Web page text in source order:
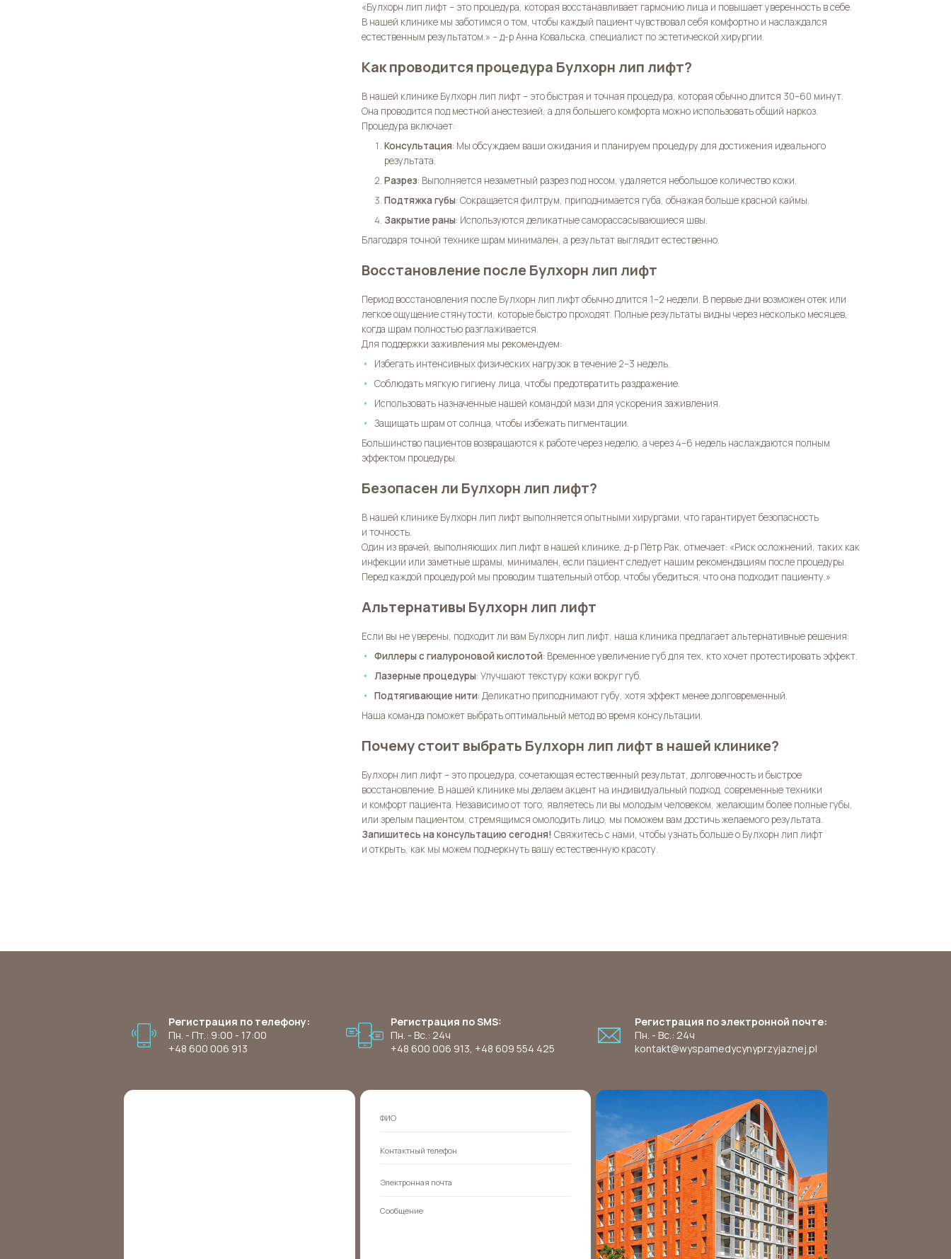
«Булхорн лип лифт– это процедура, которая восстанавливает гармонию лица и повышает уверенность в себе.
В нашей клинике мы заботимся о том, чтобы каждый пациент чувствовал себя комфортно и наслаждался
естественным результатом.» – д-р Анна Ковальска, специалист по эстетической хирургии.
Как проводится процедура Булхорн лип лифт?
В нашей клинике Булхорн лип лифт– это быстрая и точная процедура, которая обычно длится 30–60 минут.
Она проводится под местной анестезией, а для большего комфорта можно использовать общий наркоз.
Процедура включает:
Консультация: Мы обсуждаем ваши ожидания и планируем процедуру для достижения идеального
результата.
Разрез: Выполняется незаметный разрез под носом, удаляется небольшое количество кожи.
Подтяжка губы: Сокращается филтрум, приподнимается губа, обнажая больше красной каймы.
Закрытие раны: Используются деликатные саморассасывающиеся швы.
Благодаря точной технике шрам минимален, а результат выглядит естественно.
Восстановление после Булхорн лип лифт
Период восстановления после Булхорн лип лифтобычно длится 1–2 недели. В первые дни возможен отек или
легкое ощущение стянутости, которые быстро проходят. Полные результаты видны через несколько месяцев,
когда шрам полностью разглаживается.
Для поддержки заживления мы рекомендуем:
Избегать интенсивных физических нагрузок в течение 2–3 недель.
Соблюдать мягкую гигиену лица, чтобы предотвратить раздражение.
Использовать назначенные нашей командой мази для ускорения заживления.
Защищать шрам от солнца, чтобы избежать пигментации.
Большинство пациентов возвращаются к работе через неделю, а через 4–6 недель наслаждаются полным
эффектом процедуры.
Безопасен ли Булхорн лип лифт?
В нашей клинике Булхорн лип лифт выполняется опытными хирургами, что гарантирует безопасность
и точность.
Один из врачей, выполняющих лип лифт в нашей клинике, д-р Пётр Рак, отмечает: «Риск осложнений, таких как
инфекции или заметные шрамы, минимален, если пациент следует нашим рекомендациям после процедуры.
Перед каждой процедурой мы проводим тщательный отбор, чтобы убедиться, что она подходит пациенту.»
Альтернативы Булхорн лип лифт
Если вы не уверены, подходит ли вам Булхорн лип лифт, наша клиника предлагает альтернативные решения:
Филлеры с гиалуроновой кислотой: Временное увеличение губ для тех, кто хочет протестировать эффект.
Лазерные процедуры: Улучшают текстуру кожи вокруг губ.
Подтягивающие нити: Деликатно приподнимают губу, хотя эффект менее долговременный.
Наша команда поможет выбрать оптимальный метод во время консультации.
Почему стоит выбрать Булхорн лип лифт в нашей клинике?
Булхорн лип лифт– это процедура, сочетающая естественный результат, долговечность и быстрое
восстановление. В нашей клинике мы делаем акцент на индивидуальный подход, современные техники
и комфорт пациента. Независимо от того, являетесь ли вы молодым человеком, желающим более полные губы,
или зрелым пациентом, стремящимся омолодить лицо, мы поможем вам достичь желаемого результата.
Запишитесь на консультацию сегодня! Свяжитесь с нами, чтобы узнать больше о Булхорн лип лифт
и открыть, как мы можем подчеркнуть вашу естественную красоту.
Регистрация по телефону:
Пн. - Пт.: 9:00 - 17:00
+48 600 006 913
Регистрация по SMS:
Пн. - Вс.: 24ч
+48 600 006 913, +48 609 554 425
Регистрация по электронной почте:
Пн. - Вс.: 24ч
kontakt@wyspamedycynyprzyjaznej.pl